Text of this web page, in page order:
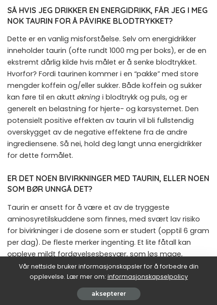
SÅ HVIS JEG DRIKKER EN ENERGIDRIKK, FÅR JEG I MEG
NOK TAURIN FOR Å PÅVIRKE BLODTRYKKET?
Dette er en vanlig misforståelse. Selv om energidrikker
inneholder taurin (ofte rundt 1000 mg per boks), er de en
ekstremt dårlig kilde hvis målet er å senke blodtrykket.
Hvorfor? Fordi taurinen kommer i en “pakke” med store
mengder koffein og/eller sukker. Både koffein og sukker
kan føre til en akutt økning i blodtrykk og puls, og er
generelt en belastning for hjerte- og karsystemet. Den
potensielt positive effekten av taurin vil bli fullstendig
overskygget av de negative effektene fra de andre
ingrediensene. Så nei, hold deg langt unna energidrikker
for dette formålet.
ER DET NOEN BIVIRKNINGER MED TAURIN, ELLER NOEN
SOM BØR UNNGÅ DET?
Taurin er ansett for å være et av de tryggeste
aminosyretilskuddene som finnes, med svært lav risiko
for bivirkninger i de dosene som er studert (opptil 6 gram
per dag). De fleste merker ingenting. Et lite fåtall kan
oppleve mildt fordøyelsesbesvær, som løs mage,
spesielt ved høyere doser. Som en generell regel bør
personer med eksisterende nyresykdom være forsiktige
med alle typer aminosyretilskudd, da det er nyrene som
har jobben med å filtrere overskuddet. Gravide og
Vår nettside bruker informasjonskapsler for å forbedre din
opplevelse. Lær mer om: informasjonskapselpolicy
aksepterer